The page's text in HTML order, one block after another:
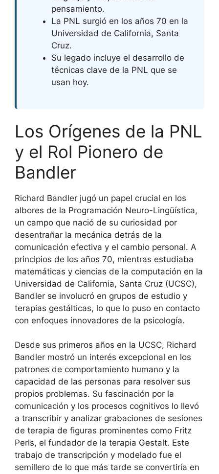
pensamiento.
La PNL surgió en los años 70 en la
Universidad de California, Santa
Cruz.
Su legado incluye el desarrollo de
técnicas clave de la PNL que se
usan hoy.
Los Orígenes de la PNL
y el Rol Pionero de
Bandler
Richard Bandler jugó un papel crucial en los
albores de la Programación Neuro-Lingüística,
un campo que nació de su curiosidad por
desentrañar la mecánica detrás de la
comunicación efectiva y el cambio personal. A
principios de los años 70, mientras estudiaba
matemáticas y ciencias de la computación en la
Universidad de California, Santa Cruz (UCSC),
Bandler se involucró en grupos de estudio y
terapias gestálticas, lo que lo puso en contacto
con enfoques innovadores de la psicología.
Desde sus primeros años en la UCSC, Richard
Bandler mostró un interés excepcional en los
patrones de comportamiento humano y la
capacidad de las personas para resolver sus
propios problemas. Su fascinación por la
comunicación y los procesos cognitivos lo llevó
a transcribir y analizar grabaciones de sesiones
de terapia de figuras prominentes como Fritz
Perls, el fundador de la terapia Gestalt. Este
trabajo de transcripción y modelado fue el
semillero de lo que más tarde se convertiría en